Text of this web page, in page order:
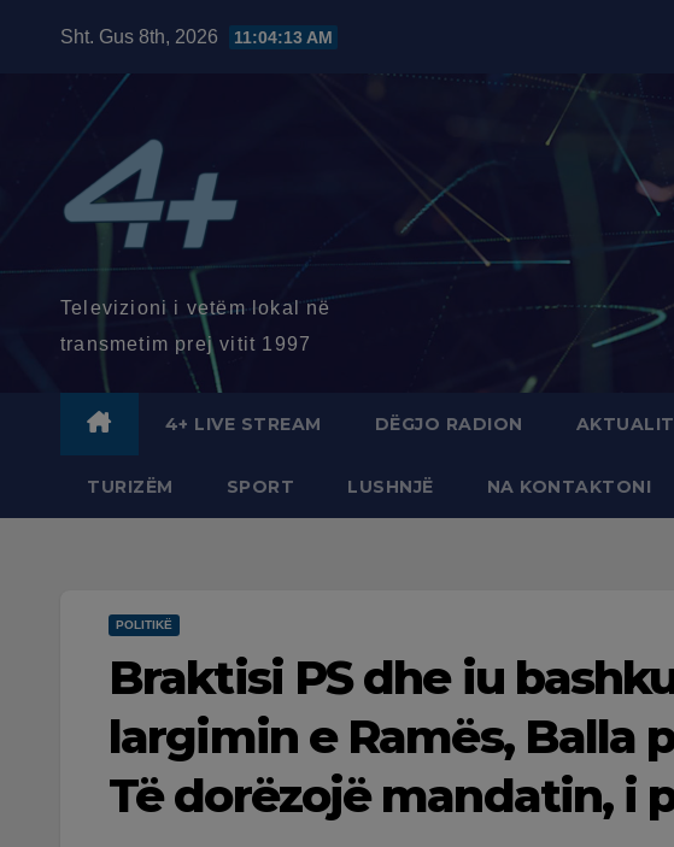
Sht. Gus 8th, 2026 11:04:14 AM
Televizioni i vetëm lokal në
transmetim prej vitit 1997
4+ LIVE STREAM DËGJO RADION
TURIZËM SPORT LUSHNJË NA KONTAKTONI
POLITIKË
Braktisi PS dhe iu
largimin e Ramës, Balla
Të dorëzojë mandatin, i